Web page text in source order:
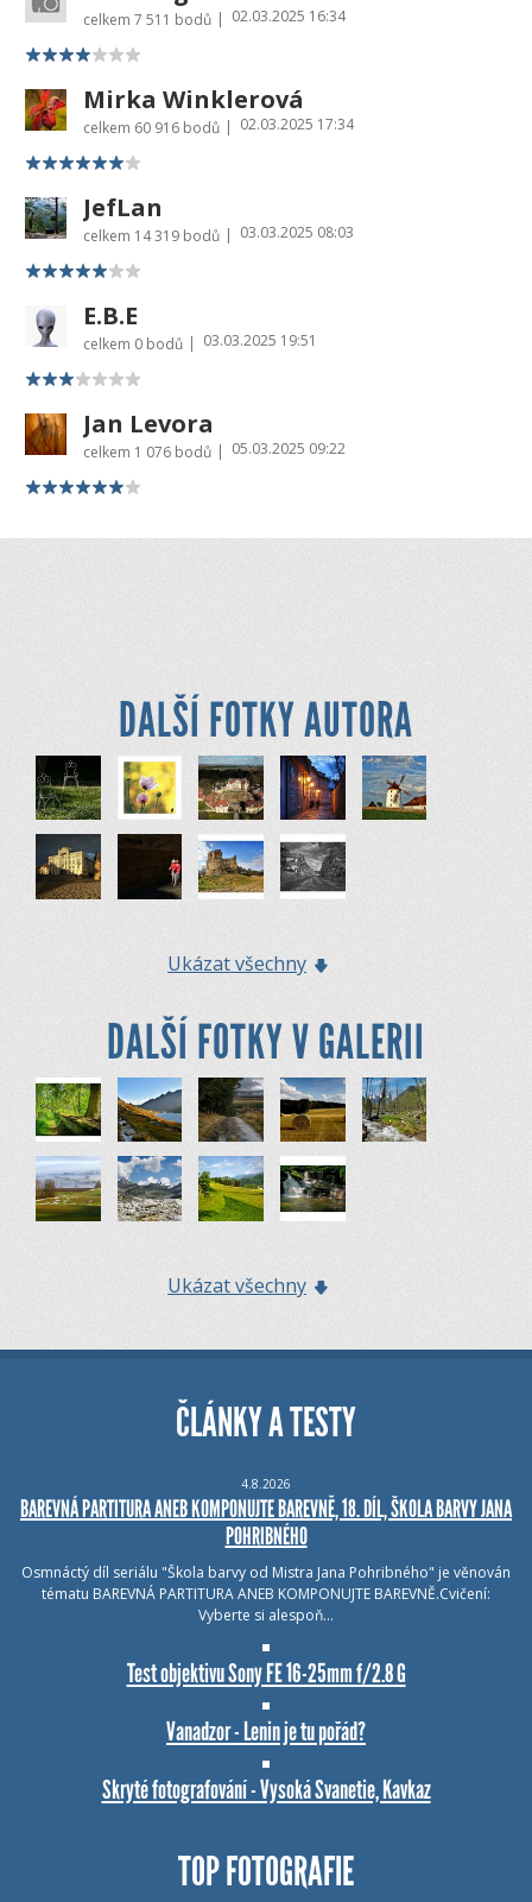
celkem 7 511 bodů | 02.03.2025 16:34
Mirka Winklerová
celkem 60 916 bodů | 02.03.2025 17:34
JefLan
celkem 14 319 bodů | 03.03.2025 08:03
E.B.E
celkem 0 bodů | 03.03.2025 19:51
Jan Levora
celkem 1 076 bodů | 05.03.2025 09:22
DALŠÍ FOTKY AUTORA
Ukázat všechny
DALŠÍ FOTKY V GALERII
Ukázat všechny
ČLÁNKY A TESTY
4.8.2026
BAREVNÁ PARTITURA ANEB KOMPONUJTE BAREVNĚ, 18. DÍL, ŠKOLA BARVY JANA
POHRIBNÉHO
Osmnáctý díl seriálu "Škola barvy od Mistra Jana Pohribného" je věnován
tématu BAREVNÁ PARTITURA ANEB KOMPONUJTE BAREVNĚ.Cvičení:
Vyberte si alespoň…
Test objektivu Sony FE 16-25mm f/2.8 G
Vanadzor - Lenin je tu pořád?
Skryté fotografování - Vysoká Svanetie, Kavkaz
TOP FOTOGRAFIE